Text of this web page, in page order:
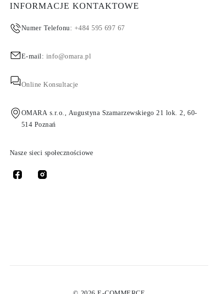
INFORMACJE KONTAKTOWE
Numer Telefonu: +484 595 697 67
E-mail: info@omara.pl
Online Konsultacje
OMARA s.r.o., Augustyna Szamarzewskiego 21 lok. 2, 60-
514 Poznań
Nasze sieci społecznościowe